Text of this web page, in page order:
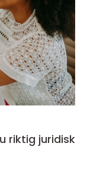
riktig juridisk